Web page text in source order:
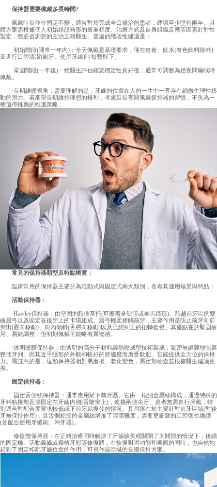
保持器需要佩戴多長時間?
佩戴時長並非固定不變，通常對於完成全口矯治的患者，建議至少堅持兩年。具
體方案需根據個人初始錯頜畸形的嚴重程度、治療方式及自身組織反應等因素針對性
製定，務必咨詢您的主治正畸醫生。普遍的階段性建議是：
·初始階段(通常一年內)：全天佩戴是基礎要求，僅在進食、飲水(有色飲料除外)
及進行口腔清潔(刷牙、使用牙線)時短暫取下。
·鞏固階段(一年後)：經醫生評估確認穩定性良好後，通常可調整為僅夜間睡眠時
佩戴。
·長期維護視角：需要理解的是，牙齒的位置在人的一生中一直存在細微生理性移
動的潛力。若期望長期維持理想的排列，考慮延長夜間佩戴保持器的習慣，不失為一
種值得推薦的維護策略。
常見的保持器類型及特點概覽：
臨床常用的保持器主要分為活動式與固定式兩大類別，各有其適用場景與特點：
活動保持器：
·Hawley保持器：由堅固的腭側基托(可覆蓋全硬腭或呈馬蹄形)、跨越前牙區的雙
曲唇弓以及固定在後牙上的卡環組成。唇弓輕柔接觸前牙，主要作用是防止前牙向前
突出(唇向移動)、向內傾斜(舌腭向移動)以及已經糾正的扭轉復發。其優點在於堅固耐
用、易於調整，但初期佩戴可能略有異物感。
·透明壓膜保持器：由透明的高分子材料經熱壓成型技術製成，緊密無縫隙地包裹
整個牙列。因其近乎隱形的外觀和較好的舒適度而廣受歡迎。它能提供全方位的保持
力。需註意的是，這類保持器相對易磨損、老化變色，需定期檢查並根據醫生建議更
換。
固定保持器：
·固定舌側絲保持器：通常應用於下前牙區。它由一根細金屬絲構成，通過特殊的
牙科粘接劑直接固定在牙齒內側(舌隆突上)，連接兩側尖牙。患者無需自行摘戴，特
別適合對配合度要求較低或下前牙易復發的情況。其局限在於主要針對前牙區域(對後
牙無保持作用)，且舌側粘接的金屬絲增加了清潔難度，需要更細致的口腔衛生維護
(如配合使用牙縫刷、沖牙器)。
·修復體保持器：在正畸治療同時解決了牙齒缺失或關閉了大間隙的情況下，後續
的固定橋、活動義齒或種植牙冠等修復體，在恢復咀嚼功能和美觀的同時，也自然地
起到了固定相鄰牙齒位置的作用，可視作該區域的長期保持方案。